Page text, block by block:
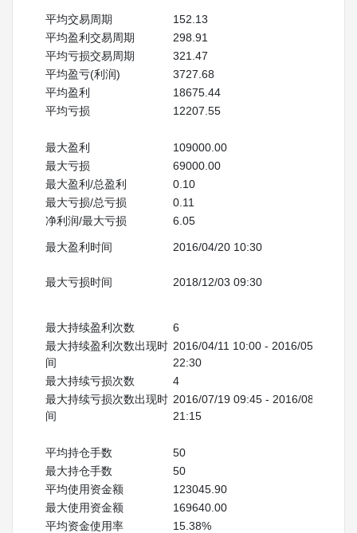
平均交易周期 152.13
平均盈利交易周期
298.91
平均亏损交易周期
321.47
平均盈亏(利润)
3727.68
平均盈利
18675.44
平均亏损
12207.55
最大盈利 109000.00
最大亏损
69000.00
最大盈利/总盈利
0.10
最大亏损/总亏损
0.11
净利润/最大亏损
6.05
最大盈利时间 2016/04/20 10:30
最大亏损时间 2018/12/03 09:30
最大持续盈利次数 6
最大持续盈利次数出现时
间
2016/04/11 10:00 - 2016/05/23
22:30
最大持续亏损次数
4
最大持续亏损次数出现时
间
2016/07/19 09:45 - 2016/08/16
21:15
平均持仓手数
50
最大持仓手数
50
平均使用资金额
123045.90
最大使用资金额
169640.00
平均资金使用率
15.38%